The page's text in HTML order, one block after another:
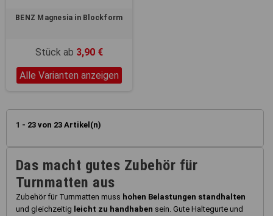
BENZ Magnesia in Blockform
Stück ab 3,90 €
Alle Varianten anzeigen
1 - 23 von 23 Artikel(n)
Das macht gutes Zubehör für
Turnmatten aus
Zubehör für Turnmatten muss hohen Belastungen standhalten
und gleichzeitig leicht zu handhaben sein. Gute Haltegurte und